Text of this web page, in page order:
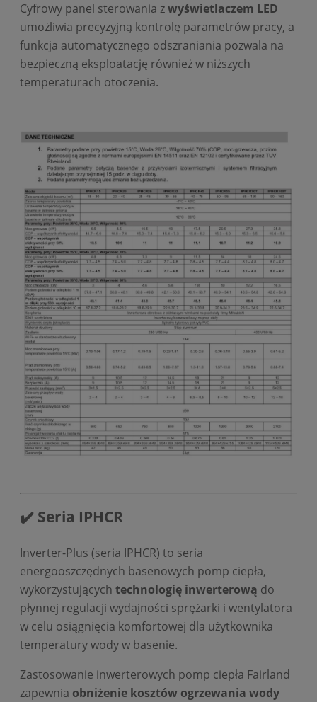
Cyfrowy panel sterowania zwyświetlaczem LED
umożliwia precyzyjną kontrolę parametrów pracy, a
funkcja automatycznego odszraniania pozwala na
bezpieczną eksploatację również w niższych
temperaturach otoczenia.
✔️ Seria IPHCR
Inverter-Plus (seria IPHCR) to seria
energooszczędnych basenowych pomp ciepła,
wykorzystujących technologię inwerterową do
płynnej regulacji wydajności sprężarki i wentylatora
w celu osiągnięcia komfortowej dla użytkownika
temperatury wody w basenie.
Zastosowanie inwerterowych pomp ciepła Fairland
zapewnia obniżenie kosztów ogrzewania wody